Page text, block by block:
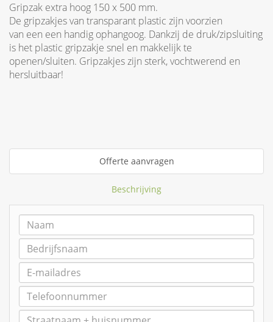
Gripzak extra hoog 150 x 500 mm.
De gripzakjes van transparant plastic zijn voorzien
van een een handig ophangoog. Dankzij de druk/zipsluiting
is het plastic gripzakje snel en makkelijk te
openen/sluiten. Gripzakjes zijn sterk, vochtwerend en
hersluitbaar!
Offerte aanvragen
Beschrijving